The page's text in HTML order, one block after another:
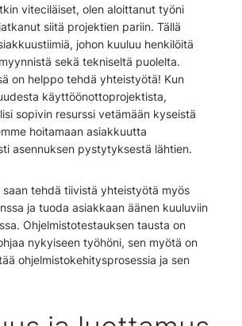
viteciläiset, olen aloittanut työni
siitä projektien pariin. Tällä
johon kuuluu henkilöitä
sekä tekniseltä puolelta.
on helppo tehdä yhteistyötä! Kun
käyttöönottoprojektista,
sopivin resurssi vetämään kyseistä
hoitamaan asiakkuutta
asennuksen pystytyksestä lähtien.
saan tehdä tiivistä yhteistyötä myös
ja tuoda asiakkaan äänen kuuluviin
Ohjelmistotestauksen tausta on
nykyiseen työhöni, sen myötä on
ohjelmistokehitysprosessia ja sen